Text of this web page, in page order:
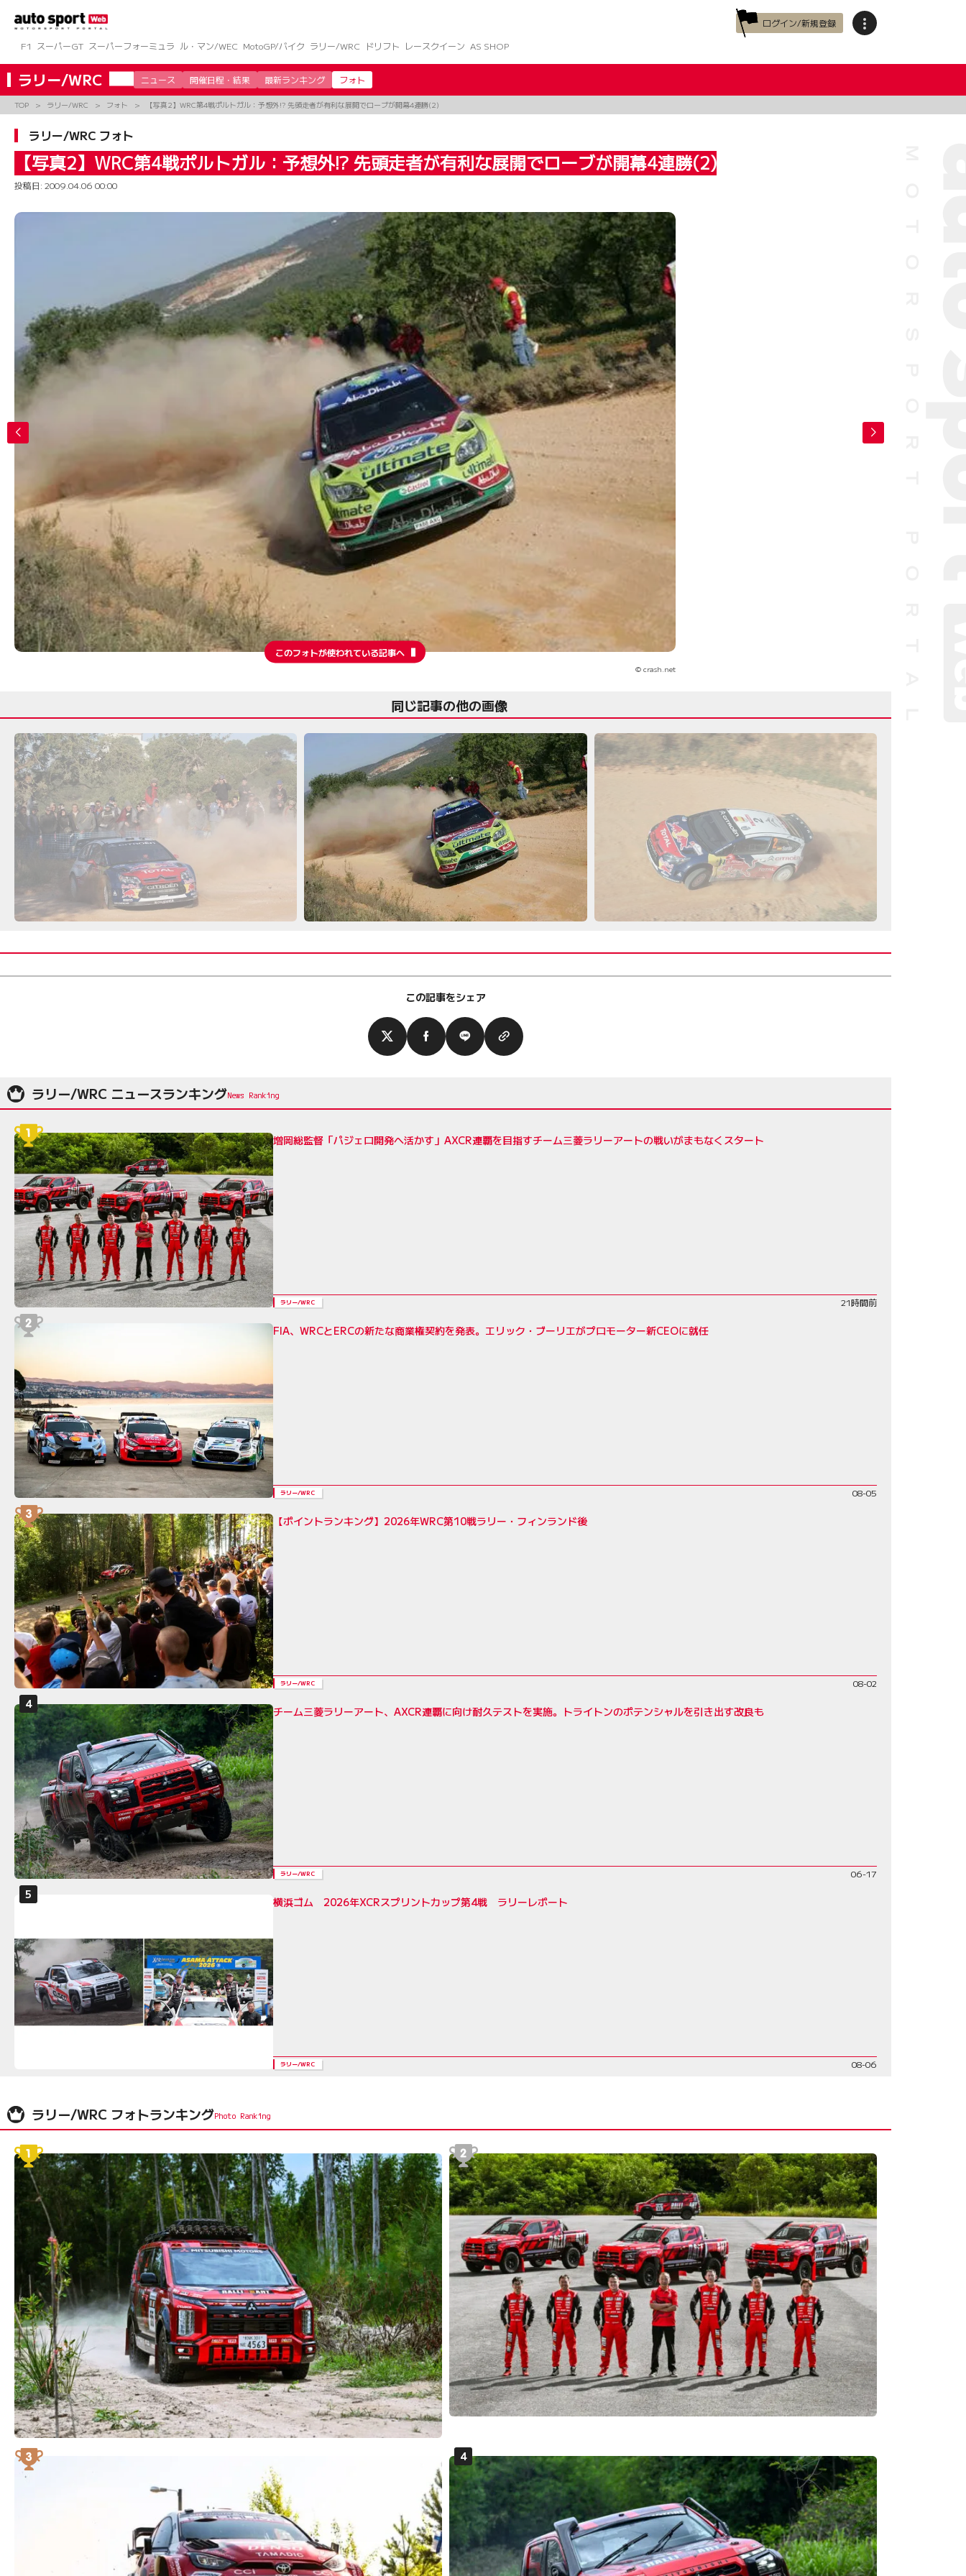
ツ
へ
ス
キ
ッ
ログイン/新規登録
F1
スーパーGT スーパーフォーミュラ ル・マン/WEC MotoGP/バイク ラリー/WRC ドリフト レースクイーン AS SHOP
ラリー/WRC ニュース 開催日程・結果 最新ランキング フォト
TOP ラリー/WRC フォト 【写真2】WRC第4戦ポルトガル：予想外!? 先頭走者が有利な展開でローブが開幕4連勝(2)
ラリー/WRC フォト
【写真2】WRC第4戦ポルトガル：予想外!? 先頭走者が有利な展開でローブが開幕4連勝(2)
投稿日: 2009.04.06 00:00
このフォトが使われている記事へ
© crash.net
同じ記事の他の画像
この記事をシェア
ラリー/WRC ニュースランキング
増岡総監督「パジェロ開発へ活かす」AXCR連覇を目指すチーム三菱ラリーアートの戦いがまもなくスタート
ラリー/WRC 21時間前
FIA、WRCとERCの新たな商業権契約を発表。エリック・ブーリエがプロモーター新CEOに就任
ラリー/WRC 08-05
【ポイントランキング】2026年WRC第10戦ラリー・フィンランド後
ラリー/WRC 08-02
チーム三菱ラリーアート、AXCR連覇に向け耐久テストを実施。トライトンのポテンシャルを引き出す改良も
ラリー/WRC 06-17
横浜ゴム 2026年XCRスプリントカップ第4戦 ラリーレポート
ラリー/WRC 08-06
ラリー/WRC フォトランキング